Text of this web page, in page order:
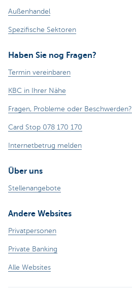
Außenhandel
Spezifische Sektoren
Haben Sie nog Fragen?
Termin vereinbaren
KBC in Ihrer Nähe
Fragen, Probleme oder Beschwerden?
Card Stop 078 170 170
Internetbetrug melden
Über uns
Stellenangebote
Andere Websites
Privatpersonen
Private Banking
Alle Websites